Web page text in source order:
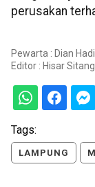
perusakan
Pewarta : Dian
Editor : Hisar
Tags:
LAMPUNG